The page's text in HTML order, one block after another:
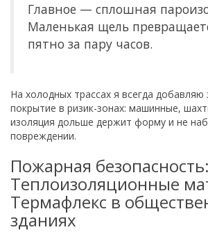
Главное — сплошная
Маленькая щель
пятно за пару часов.
На холодных трассах я всегда
покрытие в ризик-зонах: машинные,
изоляция дольше держит форму и не
повреждении.
Пожарная безопасность:
Теплоизоляционные
Термафлекс в
зданиях